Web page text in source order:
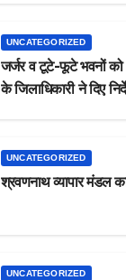
UNCATEGORIZED
जर्जर व टूटे-फूटे भवनों
के जिलाधिकारी ने दिए
UNCATEGORIZED
श्रवणनाथ व्यापार मंडल
UNCATEGORIZED